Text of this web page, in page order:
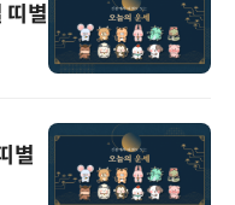
띠별
별